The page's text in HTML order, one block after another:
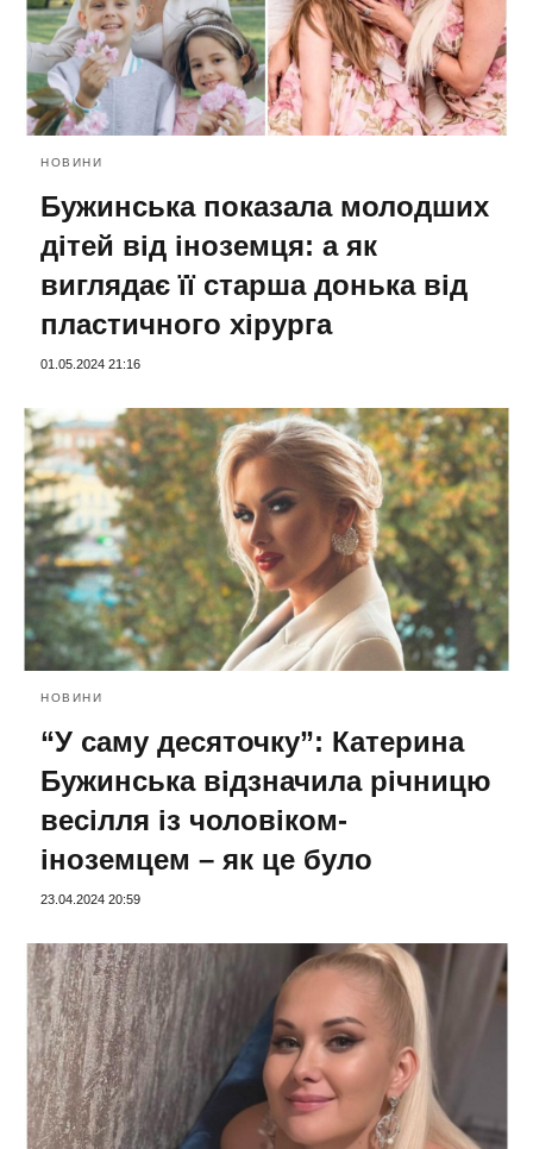
НОВИНИ
Бужинська показала молодших
дітей від іноземця: а як
виглядає її старша донька від
пластичного хірурга
01.05.2024 21:16
НОВИНИ
“У саму десяточку”: Катерина
Бужинська відзначила річницю
весілля із чоловіком-
іноземцем – як це було
23.04.2024 20:59